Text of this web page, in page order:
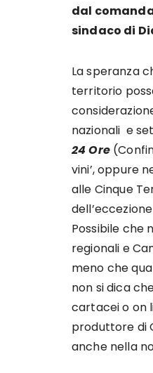
dal
sindaco di
La speranza
territorio
nazionali e
24 Ore
vini’, oppure
alle Cinque
Possibile che
regionali e
meno che
non si dica
cartacei o on
produttore di
anche nella